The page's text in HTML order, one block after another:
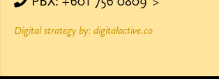
Digital strategy by: digitalactive.co